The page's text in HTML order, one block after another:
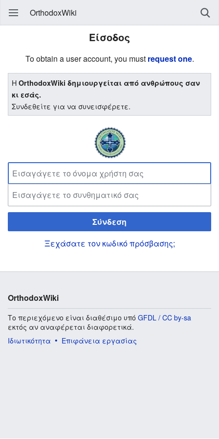
OrthodoxWiki
Είσοδος
To obtain a user account, you must request one.
ΗOrthodoxWiki δημιουργείται από ανθρώπους σαν
κι εσάς.
Συνδεθείτε για να συνεισφέρετε.
Σύνδεση
Ξεχάσατε τον κωδικό πρόσβασης;
OrthodoxWiki
Το περιεχόμενο είναι διαθέσιμο υπό GFDL / CC by-sa
εκτός αν αναφέρεται διαφορετικά.
Ιδιωτικότητα
Επιφάνεια εργασίας